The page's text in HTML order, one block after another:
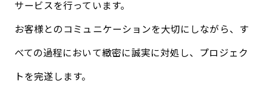
サービスを行っています。
お客様とのコミュニケーションを大切にしながら、す
べての過程において緻密に誠実に対処し、プロジェク
トを完遂します。